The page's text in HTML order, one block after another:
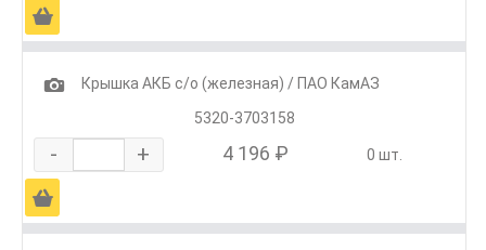
Ä
1
Крышка АКБ с/о (железная) / ПАО КамАЗ
5320-3703158
- + 4 196 ₽ 0 шт.
Ä